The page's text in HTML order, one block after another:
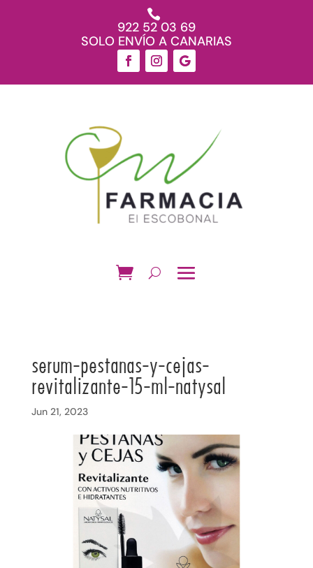

922 52 03 69
SOLO ENVÍO A CANARIAS
serum-pestanas-y-cejas-
revitalizante-15-ml-natysal
Jun 21, 2023